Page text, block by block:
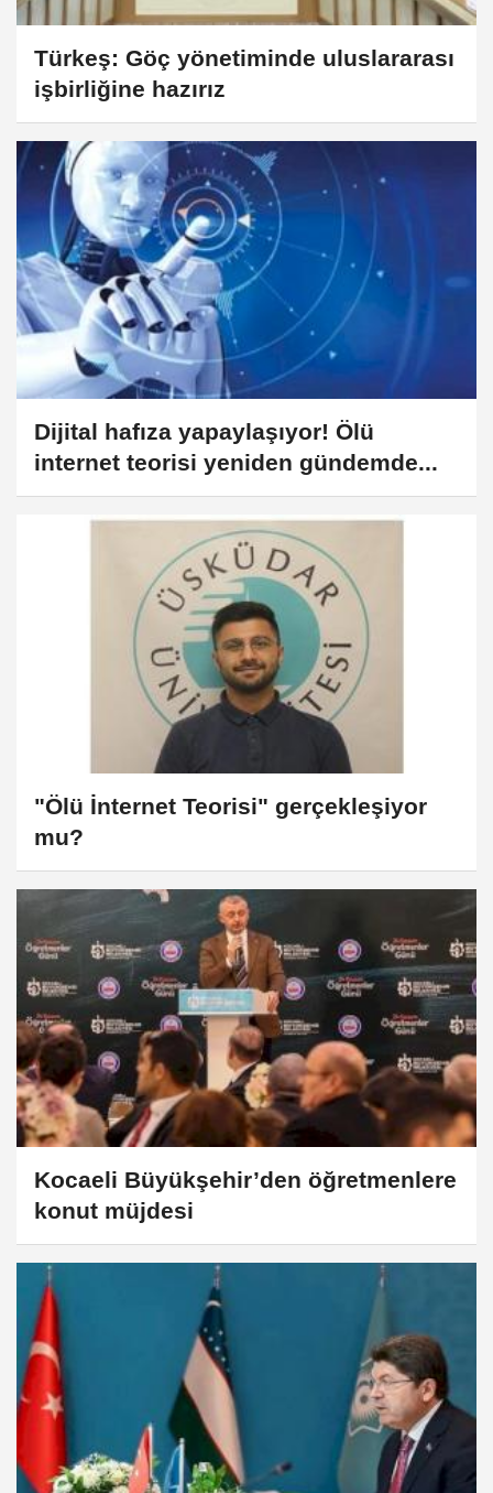
Türkeş: Göç yönetiminde uluslararası
işbirliğine hazırız
Dijital hafıza yapaylaşıyor! Ölü
internet teorisi yeniden gündemde...
"Ölü İnternet Teorisi" gerçekleşiyor
mu?
Kocaeli Büyükşehir’den öğretmenlere
konut müjdesi